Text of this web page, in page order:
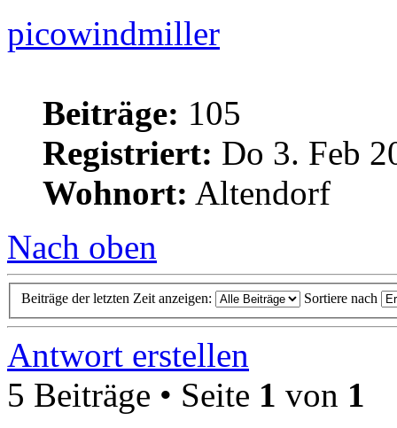
picowindmiller
Beiträge: 105
Registriert: Do 3. Feb
Wohnort: Altendorf
Nach oben
Beiträge der letzten Zeit anzeigen: Sortiere nach
Antwort erstellen
5 Beiträge • Seite 1 von 1